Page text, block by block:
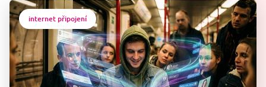
internet připojení